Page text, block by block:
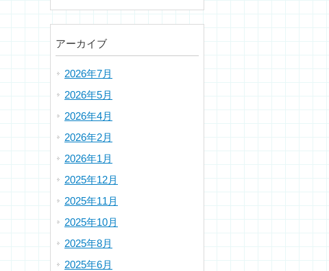
アーカイブ
2026年7月
2026年5月
2026年4月
2026年2月
2026年1月
2025年12月
2025年11月
2025年10月
2025年8月
2025年6月